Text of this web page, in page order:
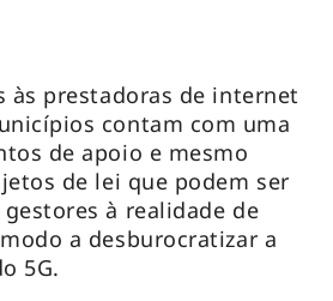
às prestadoras de internet
contam com uma
de apoio e mesmo
de lei que podem ser
à realidade de
a desburocratizar a
5G.